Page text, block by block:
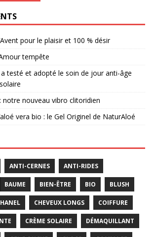
pour le plaisir et 100 % désir
tempête
testé et adopté le soin de jour anti-âge
notre nouveau vibro clitoridien
vera bio : le Gel Originel de NaturAloé
ANTI-CERNES ANTI-RIDES
BAUME BIEN-ÊTRE BIO BLUSH
CHEVEUX LONGS COIFFURE
CRÈME SOLAIRE DÉMAQUILLANT